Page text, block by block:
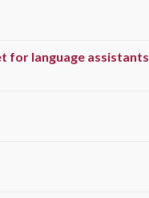
for language assistants